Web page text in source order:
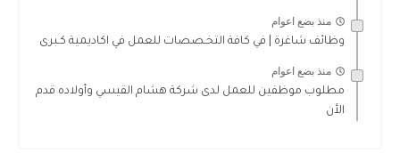
منذ بضع اعوام
وظائف شاغرة | في كافة التخـصصات للعمل في اكاديمية كـبرى
منذ بضع اعوام
مطلوب موظفين للعمل لدى شركة هشام القيسي وأولاده قدم
الأن